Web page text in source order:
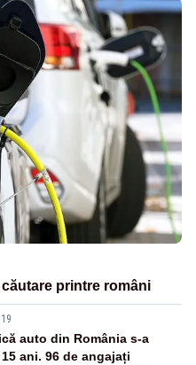
printre români
auto din România s-a
ani. 96 de angajați